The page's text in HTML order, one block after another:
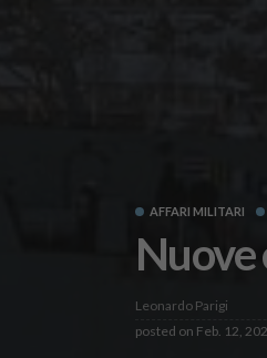
AFFARI MILITARI
Nuove
Leonardo Parigi
posted on Feb. 12,